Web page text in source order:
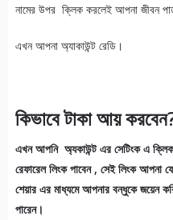
নামের উপর ক্লিক করলেই আপনা জীবন
এখন আপনা অ্যাকাউন্ট রেডি।
কিভাবে টাকা আয়
এখন আপনি অ্যকাউন্ট এর সেটিংক এ
রেফারেল লিংক পাবেন , সেই লিংক আপনা
শেয়ার এর মাধ্যমে আপনার বন্ধুকে জয়েন
পারেন।